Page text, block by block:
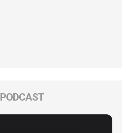
PODCAST